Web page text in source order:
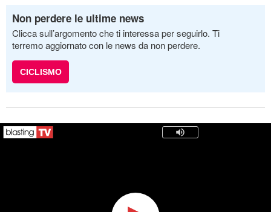
Non perdere le ultime news
Clicca sull’argomento che ti interessa per seguirlo. Ti
terremo aggiornato con le news da non perdere.
CICLISMO